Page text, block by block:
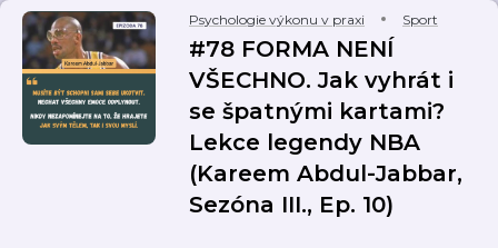
Psychologie výkonu v praxi Sport
#78 FORMA NENÍ
VŠECHNO. Jak vyhrát i
se špatnými kartami?
Lekce legendy NBA
(Kareem Abdul-Jabbar,
Sezóna III., Ep. 10)